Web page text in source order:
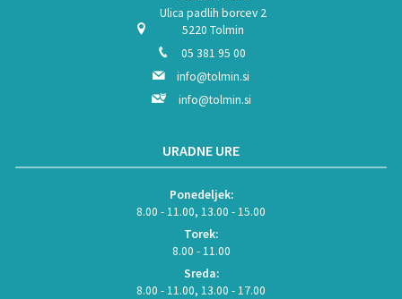
Ulica padlih borcev 2
5220 Tolmin
05 381 95 00
info@tolmin.si
info@tolmin.si
URADNE URE
Ponedeljek:
8.00 - 11.00, 13.00 - 15.00
Torek:
8.00 - 11.00
Sreda:
8.00 - 11.00, 13.00 - 17.00